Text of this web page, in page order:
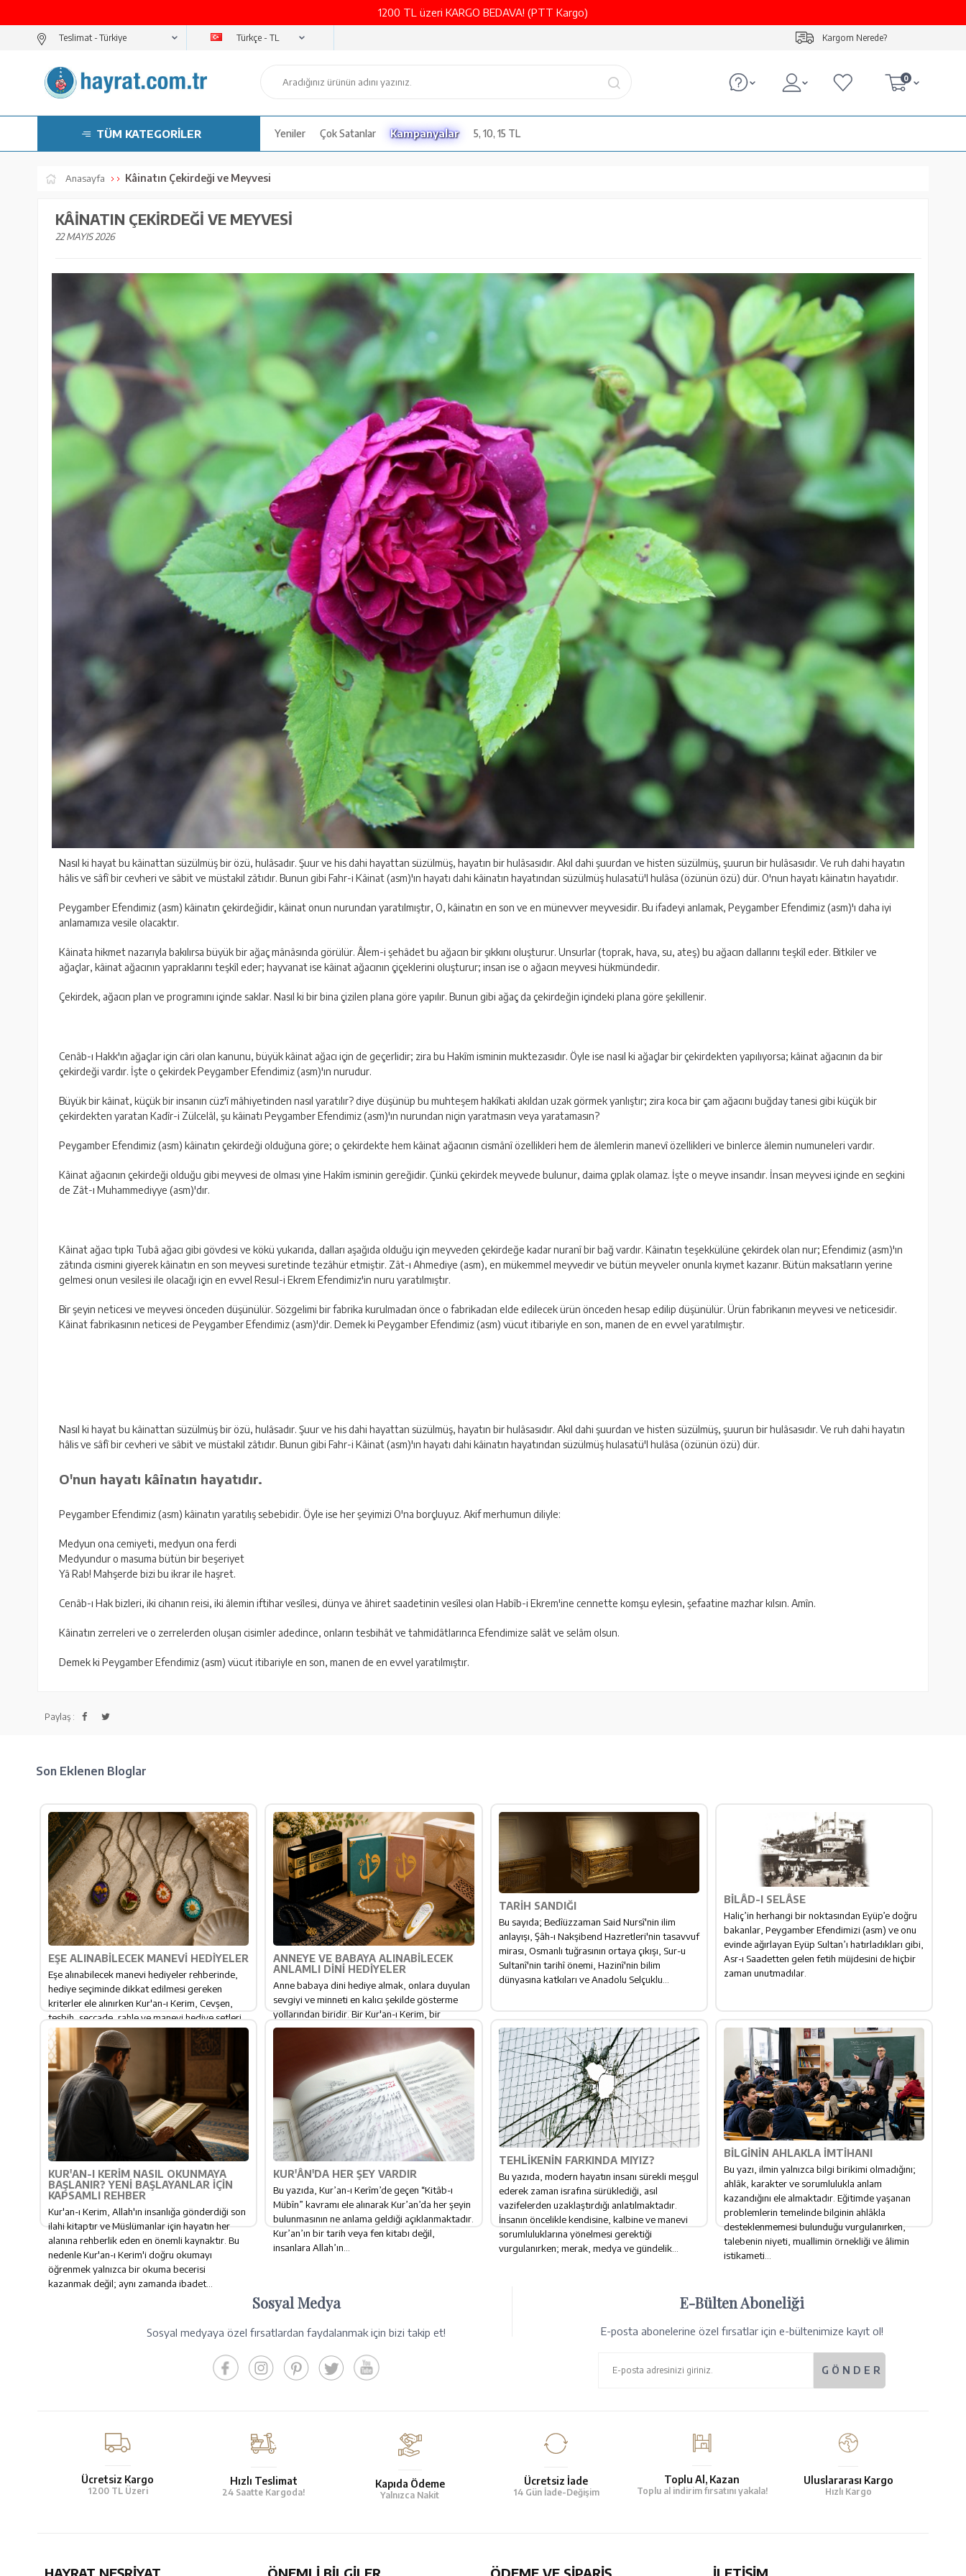
1200 TL üzeri KARGO BEDAVA! (PTT Kargo)
Teslimat - Türkçe - TL Kargom Nerede?
0
TÜM KATEGORİLER Yeniler Çok Satanlar Kampanyalar 5, 10, 15 TL
Anasayfa Kâinatın Çekirdeği ve Meyvesi
KÂINATIN ÇEKIRDEĞI VE MEYVESI
22 MAYIS 2026
Nasıl ki hayat bu kâinattan süzülmüş bir özü, hulâsadır. Şuur ve his dahi hayattan süzülmüş, hayatın bir hulâsasıdır. Akıl dahi şuurdan ve histen süzülmüş, şuurun bir hulâsasıdır. Ve ruh dahi hayatın
hâlis ve sâfî bir cevheri ve sâbit ve müstakil zâtıdır. Bunun gibi Fahr-i Kâinat (asm)'ın hayatı dahi kâinatın hayatından süzülmüş hulasatü'l hulâsa (özünün özü) dür. O'nun hayatı kâinatın hayatıdır.
Peygamber Efendimiz (asm) kâinatın çekirdeğidir, kâinat onun nurundan yaratılmıştır, O, kâinatın en son ve en münevver meyvesidir. Bu ifadeyi anlamak, Peygamber Efendimiz (asm)'ı daha iyi
anlamamıza vesile olacaktır.
Kâinata hikmet nazarıyla bakılırsa büyük bir ağaç mânâsında görülür. Âlem-i şehâdet bu ağacın bir şıkkını oluşturur. Unsurlar (toprak, hava, su, ateş) bu ağacın dallarını teşkîl eder. Bitkiler ve
ağaçlar, kâinat ağacının yapraklarını teşkîl eder; hayvanat ise kâinat ağacının çiçeklerini oluşturur; insan ise o ağacın meyvesi hükmündedir.
Çekirdek, ağacın plan ve programını içinde saklar. Nasıl ki bir bina çizilen plana göre yapılır. Bunun gibi ağaç da çekirdeğin içindeki plana göre şekillenir.
Cenâb-ı Hakk'ın ağaçlar için câri olan kanunu, büyük kâinat ağacı için de geçerlidir; zira bu Hakîm isminin muktezasıdır. Öyle ise nasıl ki ağaçlar bir çekirdekten yapılıyorsa; kâinat ağacının da bir
çekirdeği vardır. İşte o çekirdek Peygamber Efendimiz (asm)'ın nurudur.
Büyük bir kâinat, küçük bir insanın cüz'î mâhiyetinden nasıl yaratılır? diye düşünüp bu muhteşem hakîkati akıldan uzak görmek yanlıştır; zira koca bir çam ağacını buğday tanesi gibi küçük bir
çekirdekten yaratan Kadîr-i Zülcelâl, şu kâinatı Peygamber Efendimiz (asm)'ın nurundan niçin yaratmasın veya yaratamasın?
Peygamber Efendimiz (asm) kâinatın çekirdeği olduğuna göre; o çekirdekte hem kâinat ağacının cismânî özellikleri hem de âlemlerin manevî özellikleri ve binlerce âlemin numuneleri vardır.
Kâinat ağacının çekirdeği olduğu gibi meyvesi de olması yine Hakîm isminin gereğidir. Çünkü çekirdek meyvede bulunur, daima çıplak olamaz. İşte o meyve insandır. İnsan meyvesi içinde en seçkini
de Zât-ı Muhammediyye (asm)'dır.
Kâinat ağacı tıpkı Tubâ ağacı gibi gövdesi ve kökü yukarıda, dalları aşağıda olduğu için meyveden çekirdeğe kadar nuranî bir bağ vardır. Kâinatın teşekkülüne çekirdek olan nur; Efendimiz (asm)'ın
zâtında cismini giyerek kâinatın en son meyvesi suretinde tezâhür etmiştir. Zât-ı Ahmediye (asm), en mükemmel meyvedir ve bütün meyveler onunla kıymet kazanır. Bütün maksatların yerine
gelmesi onun vesilesi ile olacağı için en evvel Resul-i Ekrem Efendimiz'in nuru yaratılmıştır.
Bir şeyin neticesi ve meyvesi önceden düşünülür. Sözgelimi bir fabrika kurulmadan önce o fabrikadan elde edilecek ürün önceden hesap edilip düşünülür. Ürün fabrikanın meyvesi ve neticesidir.
Kâinat fabrikasının neticesi de Peygamber Efendimiz (asm)'dir. Demek ki Peygamber Efendimiz (asm) vücut itibariyle en son, manen de en evvel yaratılmıştır.
Nasıl ki hayat bu kâinattan süzülmüş bir özü, hulâsadır. Şuur ve his dahi hayattan süzülmüş, hayatın bir hulâsasıdır. Akıl dahi şuurdan ve histen süzülmüş, şuurun bir hulâsasıdır. Ve ruh dahi hayatın
hâlis ve sâfî bir cevheri ve sâbit ve müstakil zâtıdır. Bunun gibi Fahr-i Kâinat (asm)'ın hayatı dahi kâinatın hayatından süzülmüş hulasatü'l hulâsa (özünün özü) dür.
O'nun hayatı kâinatın hayatıdır.
Peygamber Efendimiz (asm) kâinatın yaratılış sebebidir. Öyle ise her şeyimizi O'na borçluyuz. Akif merhumun diliyle:
Medyun ona cemiyeti, medyun ona ferdi
Medyundur o masuma bütün bir beşeriyet
Yâ Rab! Mahşerde bizi bu ikrar ile haşret.
Cenâb-ı Hak bizleri, iki cihanın reisi, iki âlemin iftihar vesîlesi, dünya ve âhiret saadetinin vesîlesi olan Habîb-i Ekrem'ine cennette komşu eylesin, şefaatine mazhar kılsın. Amîn.
Kâinatın zerreleri ve o zerrelerden oluşan cisimler adedince, onların tesbihât ve tahmidâtlarınca Efendimize salât ve selâm olsun.
Demek ki Peygamber Efendimiz (asm) vücut itibariyle en son, manen de en evvel yaratılmıştır.
Paylaş :
Son Eklenen Bloglar
EŞE ALINABILECEK MANEVI HEDIYELER
Eşe alınabilecek manevi hediyeler rehberinde,
hediye seçiminde dikkat edilmesi gereken
kriterler ele alınırken Kur'an-ı Kerim, Cevşen,
tesbih, seccade, rahle ve manevi hediye setleri
gibi en anlamlı seçenekler detaylı olarak
inceleniyor. Kadın ve erkek eş için uygun
hediye...
ANNEYE VE BABAYA ALINABILECEK
ANLAMLI DINI HEDIYELER
Anne babaya dini hediye almak, onlara duyulan
sevgiyi ve minneti en kalıcı şekilde gösterme
yollarından biridir. Bir Kur'an-ı Kerim, bir
seccade seti veya büyük yazılı bir Yasin kitabı,
yıllarca kullanılan ve her kullanıldığında hediye
edeni hatırlatan bir vefa nişanesi olur.
TARIH SANDIĞI
Bu sayıda; Bedîüzzaman Said Nursî'nin ilim
anlayışı, Şâh-ı Nakşibend Hazretleri'nin tasavvuf
mirası, Osmanlı tuğrasının ortaya çıkışı, Sur-u
Sultanî'nin tarihî önemi, Hazinî'nin bilim
dünyasına katkıları ve Anadolu Selçuklu...
BILÂD-I SELÂSE
Haliç’in herhangi bir noktasından Eyüp’e doğru
bakanlar, Peygamber Efendimizi (asm) ve onu
evinde ağırlayan Eyüp Sultan’ı hatırladıkları gibi,
Asr-ı Saadetten gelen fetih müjdesini de hiçbir
zaman unutmadılar.
KUR'AN-I KERIM NASIL OKUNMAYA
BAŞLANIR? YENI BAŞLAYANLAR İÇIN
KAPSAMLI REHBER
Kur'an-ı Kerim, Allah'ın insanlığa gönderdiği son
ilahi kitaptır ve Müslümanlar için hayatın her
alanına rehberlik eden en önemli kaynaktır. Bu
nedenle Kur'an-ı Kerim'i doğru okumayı
öğrenmek yalnızca bir okuma becerisi
kazanmak değil; aynı zamanda ibadet...
KUR'ÂN'DA HER ŞEY VARDIR
Bu yazıda, Kur’an-ı Kerîm’de geçen “Kitâb-ı
Mübîn” kavramı ele alınarak Kur’an’da her şeyin
bulunmasının ne anlama geldiği açıklanmaktadır.
Kur’an’ın bir tarih veya fen kitabı değil,
insanlara Allah’ın...
TEHLIKENIN FARKINDA MIYIZ?
Bu yazıda, modern hayatın insanı sürekli meşgul
ederek zaman israfına sürüklediği, asıl
vazifelerden uzaklaştırdığı anlatılmaktadır.
İnsanın öncelikle kendisine, kalbine ve manevi
sorumluluklarına yönelmesi gerektiği
vurgulanırken; merak, medya ve gündelik...
BILGININ AHLAKLA İMTIHANI
Bu yazı, ilmin yalnızca bilgi birikimi olmadığını;
ahlâk, karakter ve sorumlulukla anlam
kazandığını ele almaktadır. Eğitimde yaşanan
problemlerin temelinde bilginin ahlâkla
desteklenmemesi bulunduğu vurgulanırken,
talebenin niyeti, muallimin örnekliği ve âlimin
istikameti...
Sosyal Medya
Sosyal medyaya özel fırsatlardan faydalanmak için bizi takip et!
E-Bülten Aboneliği
E-posta abonelerine özel fırsatlar için e-bültenimize kayıt ol!
Ücretsiz Kargo
1200 TL Üzeri
Hızlı Teslimat
24 Saatte Kargoda!
Kapıda Ödeme
Yalnızca Nakit
Ücretsiz İade
14 Gün İade-Değişim
Toplu Al, Kazan
Toplu al indirim fırsatını yakala!
Uluslararası Kargo
Hızlı Kargo
HAYRAT NEŞRIYAT ÖNEMLI BILGILER ÖDEME VE SİPARİŞ İLETİŞİM